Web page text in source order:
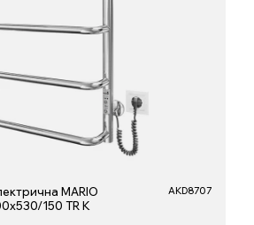
MARIO
150 TR K
AKD8707